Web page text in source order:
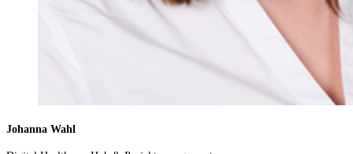
Johanna Wahl